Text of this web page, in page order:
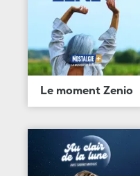
Le moment Zenio